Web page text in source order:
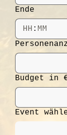
Ende
:
Budget in
Event